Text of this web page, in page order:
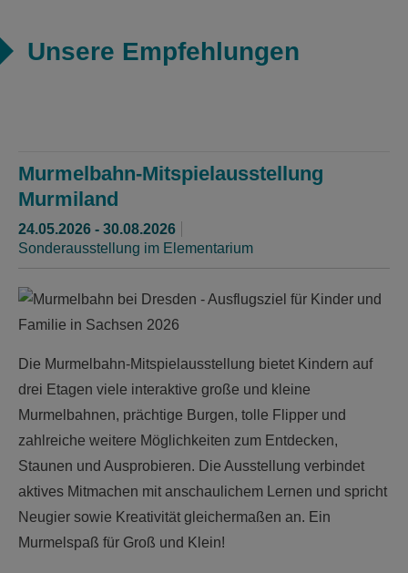
Unsere Empfehlungen
Murmelbahn-Mitspielausstellung
Murmiland
24.05.2026 - 30.08.2026
Sonderausstellung im Elementarium
Die Murmelbahn-Mitspielausstellung bietet Kindern auf
drei Etagen viele interaktive große und kleine
Murmelbahnen, prächtige Burgen, tolle Flipper und
zahlreiche weitere Möglichkeiten zum Entdecken,
Staunen und Ausprobieren. Die Ausstellung verbindet
aktives Mitmachen mit anschaulichem Lernen und spricht
Neugier sowie Kreativität gleichermaßen an. Ein
Murmelspaß für Groß und Klein!